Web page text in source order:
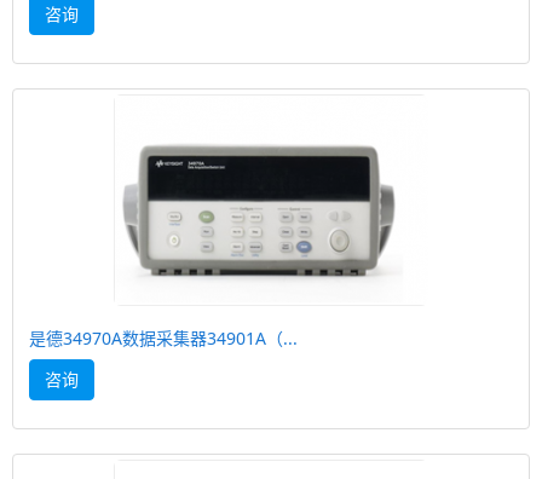
咨询
是德34970A数据采集器34901A（...
咨询